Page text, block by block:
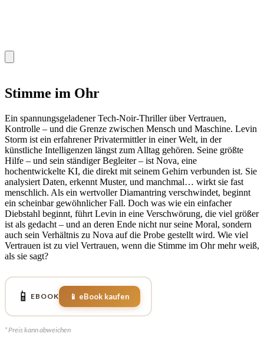
Stimme im Ohr
Ein spannungsgeladener Tech-Noir-Thriller über Vertrauen,
Kontrolle – und die Grenze zwischen Mensch und Maschine. Levin
Storm ist ein erfahrener Privatermittler in einer Welt, in der
künstliche Intelligenzen längst zum Alltag gehören. Seine größte
Hilfe – und sein ständiger Begleiter – ist Nova, eine
hochentwickelte KI, die direkt mit seinem Gehirn verbunden ist. Sie
analysiert Daten, erkennt Muster, und manchmal… wirkt sie fast
menschlich. Als ein wertvoller Diamantring verschwindet, beginnt
ein scheinbar gewöhnlicher Fall. Doch was wie ein einfacher
Diebstahl beginnt, führt Levin in eine Verschwörung, die viel größer
ist als gedacht – und an deren Ende nicht nur seine Moral, sondern
auch sein Verhältnis zu Nova auf die Probe gestellt wird. Wie viel
Vertrauen ist zu viel Vertrauen, wenn die Stimme im Ohr mehr weiß,
als sie sagt?
📱 EBOOK 📱 eBook kaufen
* Preis kann abweichen